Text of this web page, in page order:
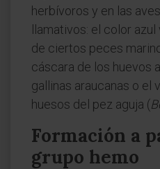
herbívoros y en las
llamativos: el color
de ciertos peces
cáscara de los huevos
gallinas araucanas o el
huesos del pez aguja (
Formación a
grupo hemo